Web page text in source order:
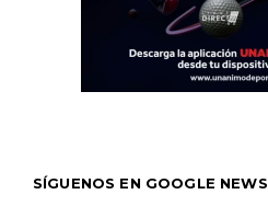
SÍGUENOS EN GOOGLE NEWS